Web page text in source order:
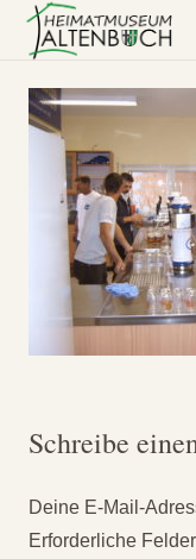
Schreibe
Deine E-Mail-
Erforderliche